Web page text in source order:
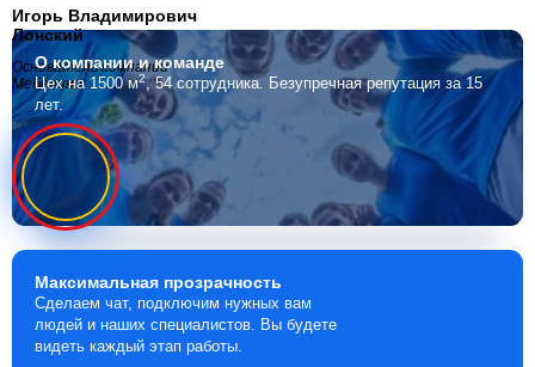
Игорь Владимирович
Лонский
Основатель компании
Мебелино
О компаниии команде
Цех на 1500 м2, 54 сотрудника. Безупречная репутация за 15
лет.
Максимальная прозрачность
Сделаем чат, подключим нужных вам
людей и наших специалистов. Вы будете
видеть каждый этап работы.